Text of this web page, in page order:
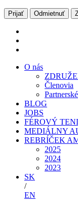
Prijať Odmietnuť
O nás
Členovia
BLOG
JOBS
FÉROVÝ
MEDIÁLNY
REBRÍČEK
2025
2024
2023
SK
/
EN